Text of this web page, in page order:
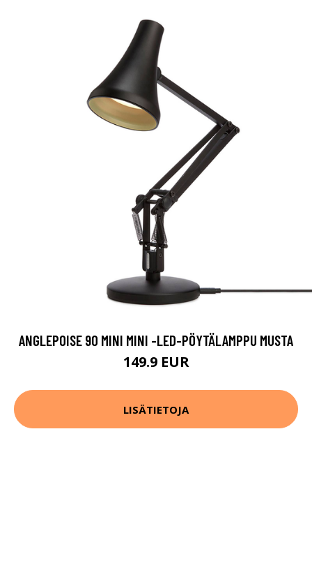
ANGLEPOISE 90 MINI MINI -LED-PÖYTÄLAMPPU MUSTA
149.9 EUR
LISÄTIETOJA